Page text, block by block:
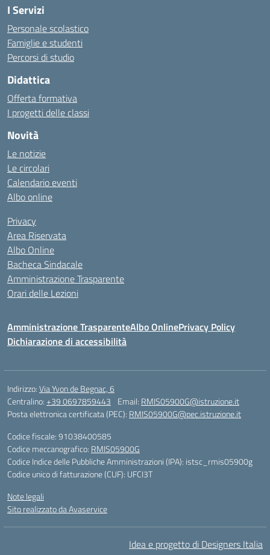
I Servizi
Personale scolastico
Famiglie e studenti
Percorsi di studio
Didattica
Offerta formativa
I progetti delle classi
Novità
Le notizie
Le circolari
Calendario eventi
Albo online
Privacy
Area Riservata
Albo Online
Bacheca Sindacale
Amministrazione Trasparente
Orari delle Lezioni
Amministrazione TrasparenteAlbo OnlinePrivacy Policy
Dichiarazione di accessibilità
Indirizzo:Via Yvon de Begnac, 6
Centralino:+39 0697859443 Email: RMIS05900G@istruzione.it
Posta elettronica certificata (PEC): RMIS05900G@pec.istruzione.it
Codice fiscale: 91038400585
Codice meccanografico: RMIS05900G
Codice Indice delle Pubbliche Amministrazioni (IPA): istsc_rmis05900g
Codice unico di fatturazione (CUF): UFCI3T
Note legali
Sito realizzato da Avaservice
Idea e progetto di Designers Italia